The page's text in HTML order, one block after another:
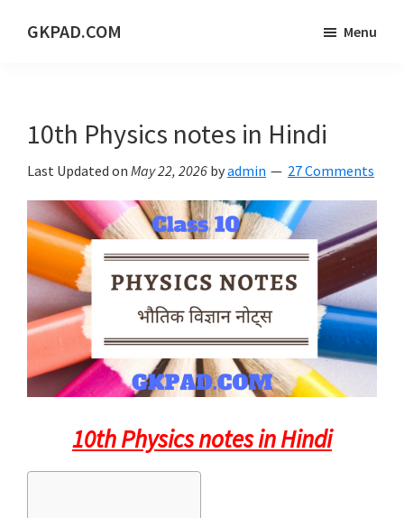
GKPAD.COM
PORTAL
Menu
10th Physics notes in Hindi
Last Updated on May 22, 2026 byadmin 27 Comments
10th Physics notes in Hindi